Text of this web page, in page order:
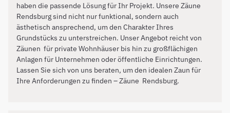
haben die passende Lösung für Ihr Projekt. Unsere Zäune
Rendsburg sind nicht nur funktional, sondern auch
ästhetisch ansprechend, um den Charakter Ihres
Grundstücks zu unterstreichen. Unser Angebot reicht von
Zäunen für private Wohnhäuser bis hin zu großflächigen
Anlagen für Unternehmen oder öffentliche Einrichtungen.
Lassen Sie sich von uns beraten, um den idealen Zaun für
Ihre Anforderungen zu finden – Zäune Rendsburg.